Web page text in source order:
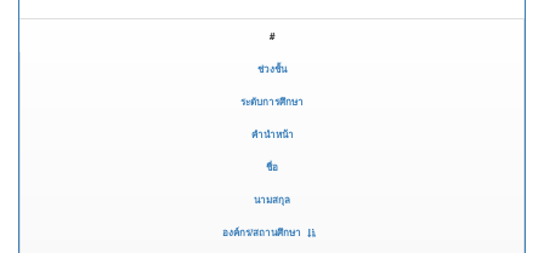
#
ช่วงชั้น
ระดับการศึกษา
คำนำหน้า
ชื่อ
นามสกุล
องค์กร/สถานศึกษา